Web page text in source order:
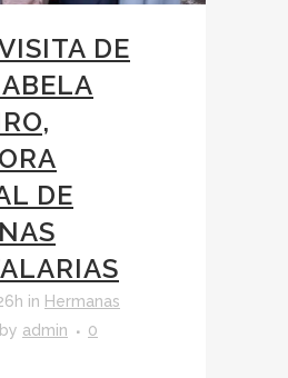
DE
DE
in Hermanas
by admin
0